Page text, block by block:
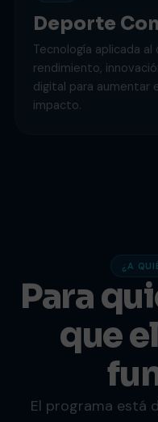
Deporte
Tecnología aplicada
rendimiento,
digital para aumentar
impacto.
¿A
Para
que
El programa está